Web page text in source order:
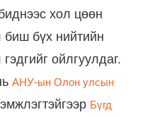
хол цөөн
биш бүх нийтийн
ойлгуулдаг.
АНУ-ын Олон улсын
Бүгд